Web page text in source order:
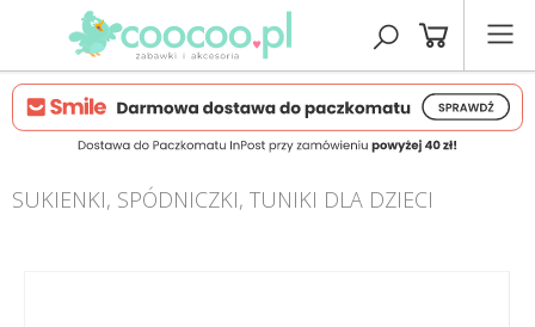
SUKIENKI, SPÓDNICZKI, TUNIKI DLA DZIECI